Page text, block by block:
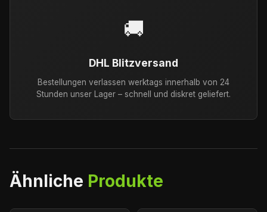
🚚
DHL Blitzversand
Bestellungen verlassen werktags innerhalb von 24
Stunden unser Lager – schnell und diskret geliefert.
Ähnliche Produkte